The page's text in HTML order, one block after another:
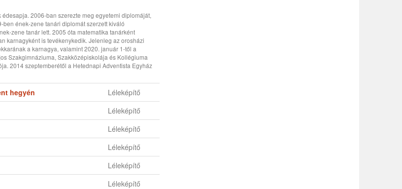
2006-ban szerezte meg egyetemi diplomáját,
ben ének-zene tanári diplomát szerzett kiváló
zene tanár lett. 2005 óta matematika tanárként
karnagyként is tevékenykedik. Jelenleg az orosházi
a karnagya, valamint 2020. január 1-től a
Szakgimnáziuma, Szakközépiskolája és Kollégiuma
2014 szeptemberétől a Hetednapi Adventista Egyház
hegyén Léleképítő
Léleképítő
Léleképítő
Léleképítő
Léleképítő
Léleképítő